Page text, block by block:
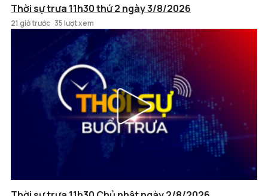
Thời sự trưa 11h30 thứ 2 ngày 3/8/2026
21 giờ trước 35 lượt xem